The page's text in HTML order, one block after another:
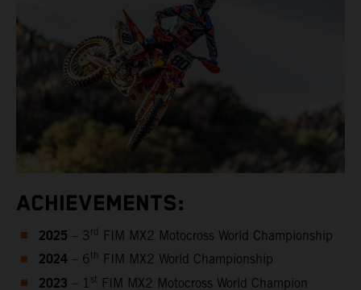
ACHIEVEMENTS:
2025 – 3 rd FIM MX2 Motocross World Championship
2024 – 6th FIM MX2 World Championship
2023 – 1 st FIM MX2 Motocross World Champion